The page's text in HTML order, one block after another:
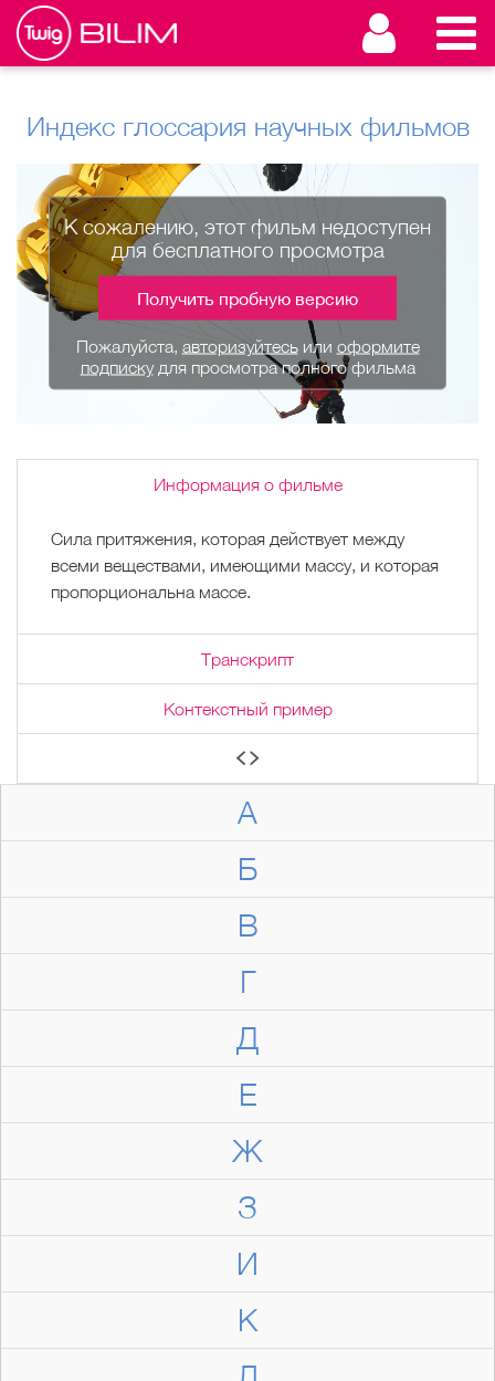
Индекс глоссария научных фильмов
А
Б
В
Г
Д
Е
Ж
З
И
К
К сожалению, этот фильм недоступен
для бесплатного просмотра
Получить пробную версию
Пожалуйста, авторизуйтесьили оформите
подпискудля просмотра полного фильма
Информация о фильме
Сила притяжения, которая действует между
всеми веществами, имеющими массу, и которая
пропорциональна массе.
Транскрипт
Контекстный пример